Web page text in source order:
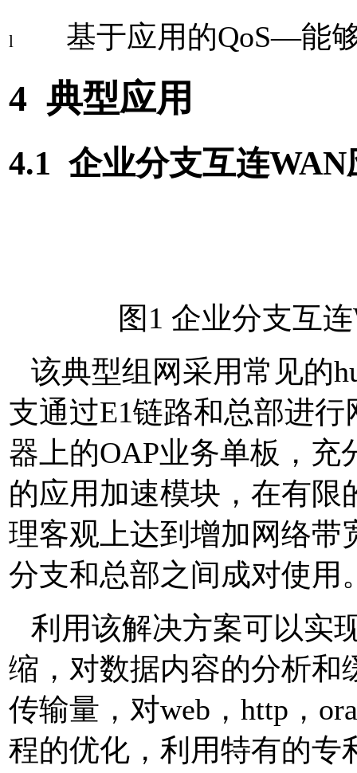
l 基于应用的QoS—能
4 典型应用
4.1 企业分支互连WAN
图1 企业分支互连
该典型组网采用常见的
支通过E1链路和总部进行
器上的OAP业务单板，充
的应用加速模块，在有限
理客观上达到增加网络带
分支和总部之间成对使用
利用该解决方案可以实
缩，对数据内容的分析和
传输量，对web ， http ，
程的优化，利用特有的专